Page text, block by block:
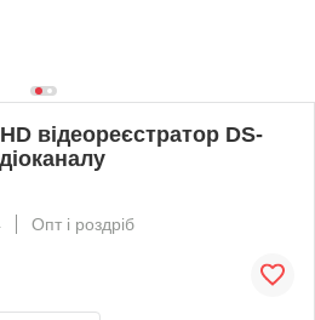
відеореєстратор DS-
Опт і роздріб